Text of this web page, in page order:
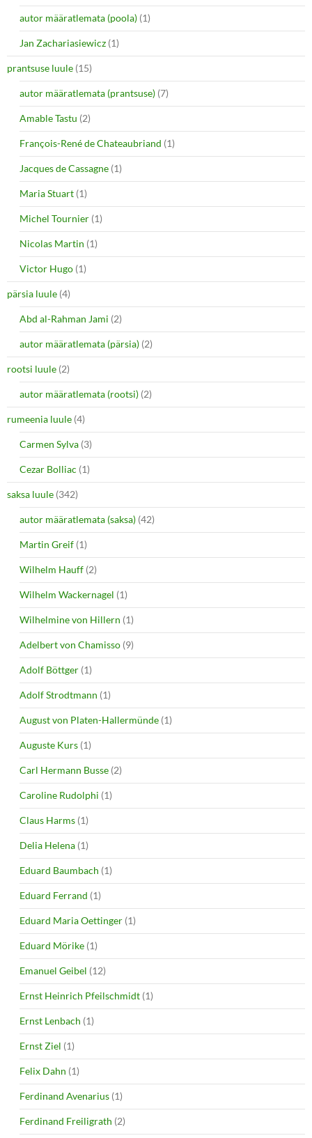
autor määratlemata (poola) (1)
Jan Zachariasiewicz (1)
prantsuse luule (15)
autor määratlemata (prantsuse) (7)
Amable Tastu (2)
François-René de Chateaubriand (1)
Jacques de Cassagne (1)
Maria Stuart (1)
Michel Tournier (1)
Nicolas Martin (1)
Victor Hugo (1)
pärsia luule (4)
Abd al-Rahman Jami (2)
autor määratlemata (pärsia) (2)
rootsi luule (2)
autor määratlemata (rootsi) (2)
rumeenia luule (4)
Carmen Sylva (3)
Cezar Bolliac (1)
saksa luule (342)
autor määratlemata (saksa) (42)
Martin Greif (1)
Wilhelm Hauff (2)
Wilhelm Wackernagel (1)
Wilhelmine von Hillern (1)
Adelbert von Chamisso (9)
Adolf Böttger (1)
Adolf Strodtmann (1)
August von Platen-Hallermünde (1)
Auguste Kurs (1)
Carl Hermann Busse (2)
Caroline Rudolphi (1)
Claus Harms (1)
Delia Helena (1)
Eduard Baumbach (1)
Eduard Ferrand (1)
Eduard Maria Oettinger (1)
Eduard Mörike (1)
Emanuel Geibel (12)
Ernst Heinrich Pfeilschmidt (1)
Ernst Lenbach (1)
Ernst Ziel (1)
Felix Dahn (1)
Ferdinand Avenarius (1)
Ferdinand Freiligrath (2)